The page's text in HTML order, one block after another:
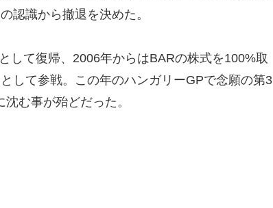
認識から撤退を決めた。
して復帰、2006年からはBARの株式を100%取
して参戦。この年のハンガリーGPで念願の第3
む事が殆どだった。